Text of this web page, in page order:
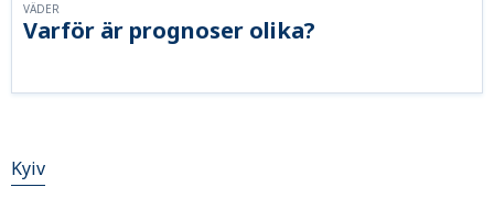
Varför är prognoser olika?
VÄDER
Kyiv